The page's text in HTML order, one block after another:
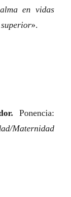
en vidas
».
Ponencia:
Maternidad